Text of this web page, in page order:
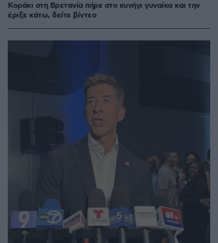
Κοράκι στη Βρετανία πήρε στο κυνήγι γυναίκα και την
έριξε κάτω, δείτε βίντεο